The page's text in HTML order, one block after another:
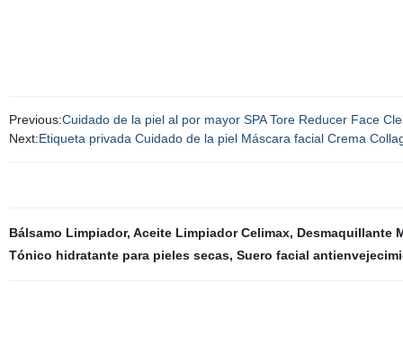
Previous:Cuidado de la piel al por mayor SPA Tore Reducer Face
Next:Etiqueta privada Cuidado de la piel Máscara facial Crema
Bálsamo Limpiador, Aceite Limpiador Celimax, Desmaquillante
Tónico hidratante para pieles secas, Suero facial